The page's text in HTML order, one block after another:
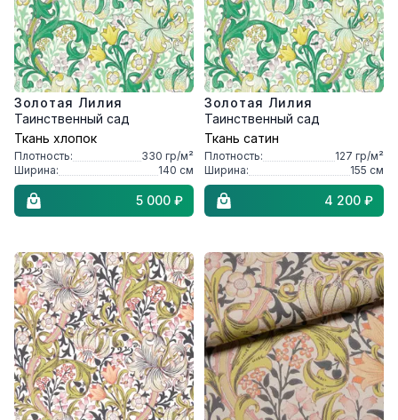
Золотая Лилия
Таинственный сад
Ткань хлопок
Плотность: 330 гр/м²
Ширина:
140 см
5 000 ₽
Золотая Лилия
Таинственный сад
Ткань сатин
Плотность: 127 гр/м²
Ширина:
155 см
4 200 ₽